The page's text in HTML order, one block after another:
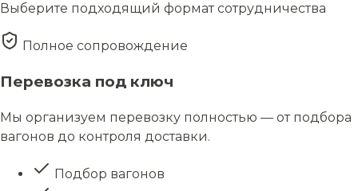
Выберите подходящий формат сотрудничества
Полное сопровождение
Перевозка под ключ
Мы организуем перевозку полностью — от подбора
вагонов до контроля доставки.
Подбор вагонов